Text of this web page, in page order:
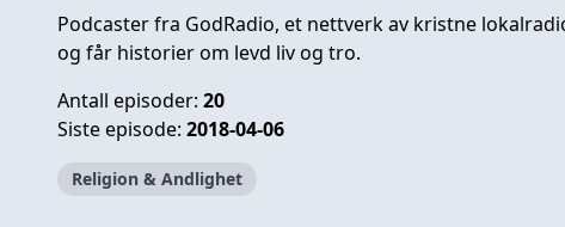
Podcaster fra GodRadio, et nettverk av kristne
og får historier om levd liv og tro.
Antall episoder: 20
Siste episode: 2018-04-06
Religion & Andlighet